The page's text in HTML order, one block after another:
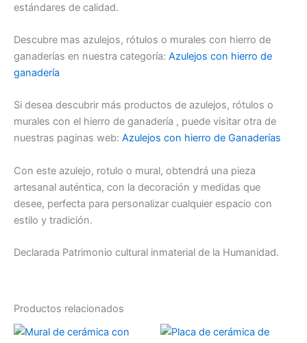
estándares de calidad.
Descubre mas azulejos, rótulos o murales con hierro de
ganaderías en nuestra categoría: Azulejos con hierro de
ganadería
Si desea descubrir más productos de azulejos, rótulos o
murales con el hierro de ganadería , puede visitar otra de
nuestras paginas web: Azulejos con hierro de Ganaderías
Con este azulejo, rotulo o mural, obtendrá una pieza
artesanal auténtica, con la decoración y medidas que
desee, perfecta para personalizar cualquier espacio con
estilo y tradición.
Declarada Patrimonio cultural inmaterial de la Humanidad.
Productos relacionados